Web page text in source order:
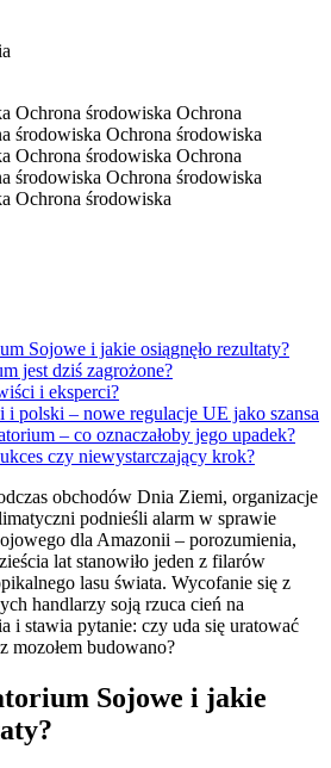
Ochrona środowiska Ochrona
środowiska Ochrona środowiska
Ochrona środowiska Ochrona
środowiska Ochrona środowiska
Ochrona środowiska
Sojowe i jakie osiągnęło rezultaty?
jest dziś zagrożone?
i eksperci?
i polski – nowe regulacje UE jako szansa
– co oznaczałoby jego upadek?
czy niewystarczający krok?
obchodów Dnia Ziemi, organizacje
podnieśli alarm w sprawie
dla Amazonii – porozumienia,
lat stanowiło jeden z filarów
lasu świata. Wycofanie się z
handlarzy soją rzuca cień na
i stawia pytanie: czy uda się uratować
mozołem budowano?
Sojowe i jakie